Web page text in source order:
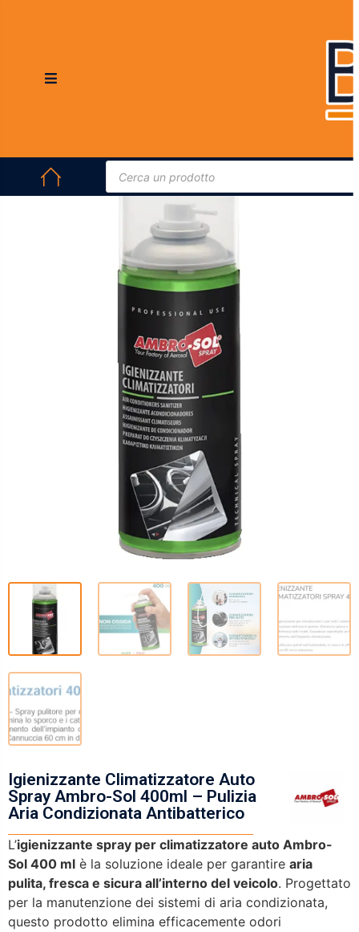
/ IGIENIZZANTE CLIMATIZZATORE AUTO SPRAY
AMBRO-SOL 400ML – PULIZIA ARIA CONDIZIONATA ANTIBATTERICO
Igienizzante Climatizzatore Auto
Spray Ambro-Sol 400ml – Pulizia
Aria Condizionata Antibatterico
L’igienizzante spray per climatizzatore auto Ambro-
Sol 400 ml è la soluzione ideale per garantire aria
pulita, fresca e sicura all’interno del veicolo. Progettato
per la manutenzione dei sistemi di aria condizionata,
questo prodotto elimina efficacemente odori